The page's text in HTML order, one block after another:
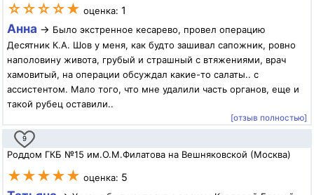
☆☆☆☆★ оценка: 1
Анна → Было экстренное кесарево, провел операцию
Десятник К.А. Шов у меня, как будто зашивал сапожник, ровно
наполовину живота, грубый и страшный с втяжениями, врач
хамовитый, на операции обсуждал какие-то салаты.. с
ассистентом. Мало того, что мне удалили часть органов, еще и
такой рубец оставили..
[отзыв полностью]
9
Роддом ГКБ №15 им.О.М.Филатова на Вешняковской (Москва)
★★★★★ оценка: 5